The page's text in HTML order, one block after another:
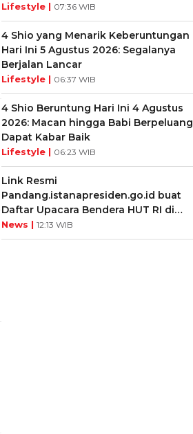
Lifestyle | 07:36 WIB
4 Shio yang Menarik Keberuntungan
Hari Ini 5 Agustus 2026: Segalanya
Berjalan Lancar
Lifestyle | 06:37 WIB
4 Shio Beruntung Hari Ini 4 Agustus
2026: Macan hingga Babi Berpeluang
Dapat Kabar Baik
Lifestyle | 06:23 WIB
Link Resmi
Pandang.istanapresiden.go.id buat
Daftar Upacara Bendera HUT RI di
Istana Negara
News | 12:13 WIB